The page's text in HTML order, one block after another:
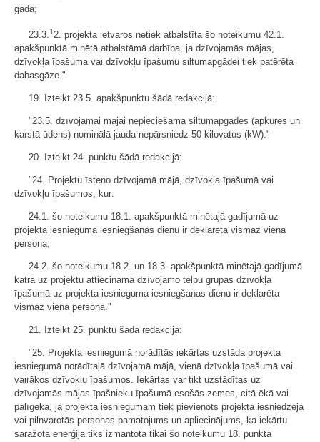
gadā;
23.3.12. projekta ietvaros netiek atbalstīta šo noteikumu 42.1.
apakšpunktā minētā atbalstāmā darbība, ja dzīvojamās mājas,
dzīvokļa īpašuma vai dzīvokļu īpašumu siltumapgādei tiek patērēta
dabasgāze."
19. Izteikt 23.5. apakšpunktu šādā redakcijā:
"23.5. dzīvojamai mājai nepieciešamā siltumapgādes (apkures un
karstā ūdens) nominālā jauda nepārsniedz 50 kilovatus (kW)."
20. Izteikt 24. punktu šādā redakcijā:
"24. Projektu īsteno dzīvojamā mājā, dzīvokļa īpašumā vai
dzīvokļu īpašumos, kur:
24.1. šo noteikumu 18.1. apakšpunktā minētajā gadījumā uz
projekta iesnieguma iesniegšanas dienu ir deklarēta vismaz viena
persona;
24.2. šo noteikumu 18.2. un 18.3. apakšpunktā minētajā gadījumā
katrā uz projektu attiecināmā dzīvojamo telpu grupas dzīvokļa
īpašumā uz projekta iesnieguma iesniegšanas dienu ir deklarēta
vismaz viena persona."
21. Izteikt 25. punktu šādā redakcijā:
"25. Projekta iesniegumā norādītās iekārtas uzstāda projekta
iesniegumā norādītajā dzīvojamā mājā, vienā dzīvokļa īpašumā vai
vairākos dzīvokļu īpašumos. Iekārtas var tikt uzstādītas uz
dzīvojamās mājas īpašnieku īpašumā esošās zemes, citā ēkā vai
palīgēkā, ja projekta iesniegumam tiek pievienots projekta iesniedzēja
vai pilnvarotās personas pamatojums un apliecinājums, ka iekārtu
saražotā enerģija tiks izmantota tikai šo noteikumu 18. punktā